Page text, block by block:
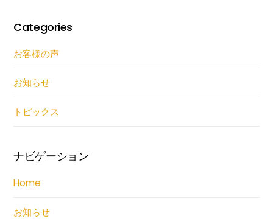
Categories
お客様の声
お知らせ
トピックス
ナビゲーション
Home
お知らせ